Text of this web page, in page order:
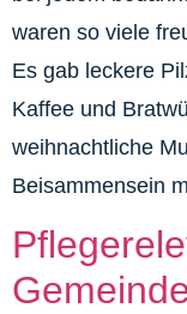
waren so viele
Es gab leckere
Kaffee und
weihnachtliche
Beisammensein